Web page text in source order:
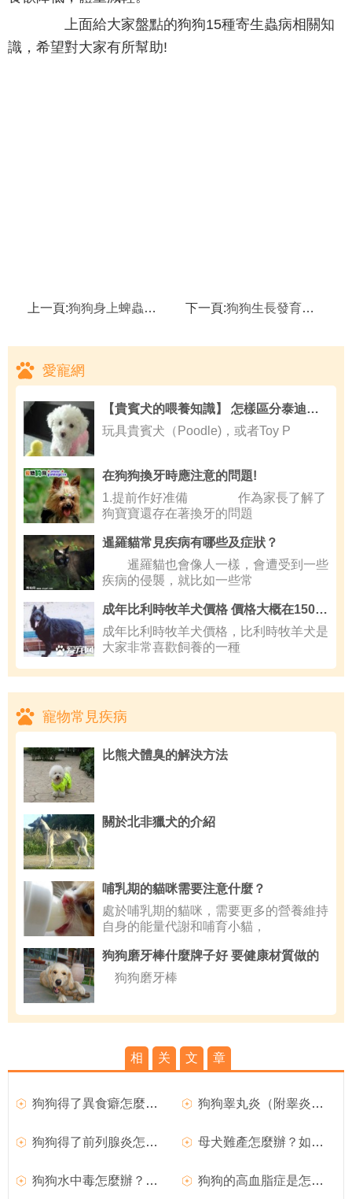
上面給大家盤點的狗狗15種寄生蟲病相關知
識，希望對大家有所幫助!
上一頁:狗狗身上蜱蟲怎麼辦 狗狗身上蜱蟲怎麼清除 下一頁:狗狗生長發育的六個關鍵時期
愛寵網
【貴賓犬的喂養知識】 怎樣區分泰迪狗跟比熊
玩具貴賓犬（Poodle)，或者Toy P
在狗狗換牙時應注意的問題!
1.提前作好准備 作為家長了解了
狗寶寶還存在著換牙的問題
暹羅貓常見疾病有哪些及症狀？
暹羅貓也會像人一樣，會遭受到一些
疾病的侵襲，就比如一些常
成年比利時牧羊犬價格 價格大概在1500左右
成年比利時牧羊犬價格，比利時牧羊犬是
大家非常喜歡飼養的一種
寵物常見疾病
比熊犬體臭的解決方法
關於北非獵犬的介紹
哺乳期的貓咪需要注意什麼？
處於哺乳期的貓咪，需要更多的營養維持
自身的能量代謝和哺育小貓，
狗狗磨牙棒什麼牌子好 要健康材質做的
狗狗磨牙棒
相 关 文 章
狗狗得了異食癖怎麼辦？ 狗狗睾丸炎（附睾炎）的臨床症狀
狗狗得了前列腺炎怎麼辦？ 母犬難產怎麼辦？如何處理難產的狗狗？
狗狗水中毒怎麼辦？如何治療？ 狗狗的高血脂症是怎麼回事？